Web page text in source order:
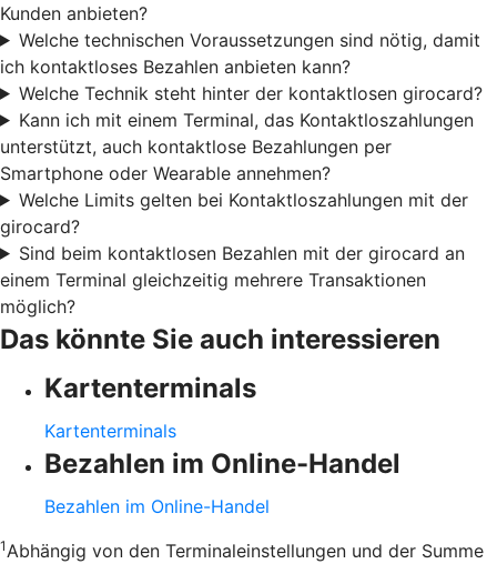
Kunden anbieten?
Welche technischen Voraussetzungen sind nötig, damit
ich kontaktloses Bezahlen anbieten kann?
Welche Technik steht hinter der kontaktlosen girocard?
Kann ich mit einem Terminal, das Kontaktloszahlungen
unterstützt, auch kontaktlose Bezahlungen per
Smartphone oder Wearable annehmen?
Welche Limits gelten bei Kontaktloszahlungen mit der
girocard?
Sind beim kontaktlosen Bezahlen mit der girocard an
einem Terminal gleichzeitig mehrere Transaktionen
möglich?
Das könnte Sie auch interessieren
Kartenterminals
Kartenterminals
Bezahlen im Online-Handel
Bezahlen im Online-Handel
1 Abhängig von den Terminaleinstellungen und der Summe